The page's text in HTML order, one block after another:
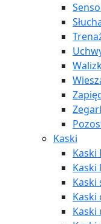
Kaski
Kaski
Kaski
Kaski
Kaski
Kaski